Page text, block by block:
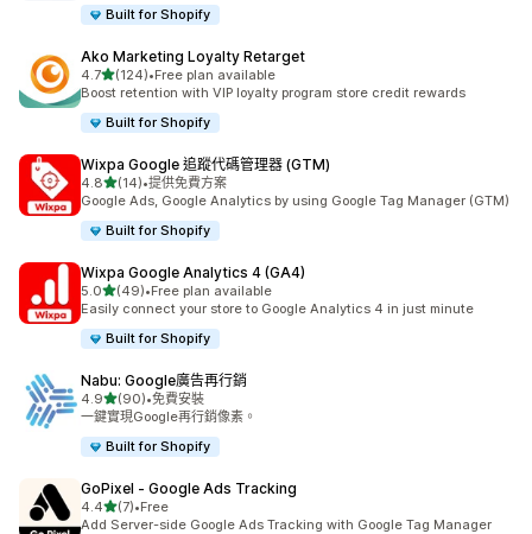
Built for Shopify
Ako Marketing Loyalty Retarget
4.7滿分 5 顆星
(124)
共有 124 則評價
•Free plan available
Boost retention with VIP loyalty program store credit rewards
Built for Shopify
Wixpa Google 追蹤代碼管理器 (GTM)
4.8滿分 5 顆星
(14)
共有 14 則評價
•提供免費方案
Google Ads, Google Analytics by using Google Tag Manager (GTM)
Built for Shopify
Wixpa Google Analytics 4 (GA4)
5.0滿分 5 顆星
(49)
共有 49 則評價
•Free plan available
Easily connect your store to Google Analytics 4 in just minute
Built for Shopify
Nabu: Google廣告再行銷
4.9滿分 5 顆星
(90)
共有 90 則評價
•免費安裝
一鍵實現Google再行銷像素。
Built for Shopify
GoPixel ‑ Google Ads Tracking
4.4滿分 5 顆星
(7)
共有 7 則評價
•Free
Add Server-side Google Ads Tracking with Google Tag Manager